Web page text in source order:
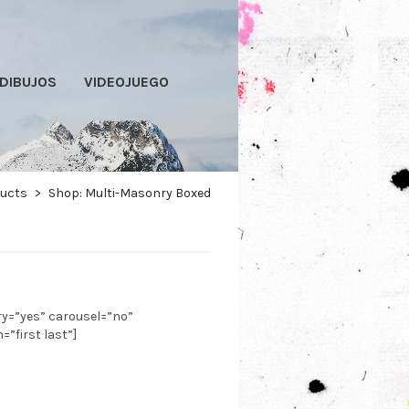
DIBUJOS VIDEOJUEGO
> Shop: Multi-Masonry Boxed
carousel=”no”
last”]